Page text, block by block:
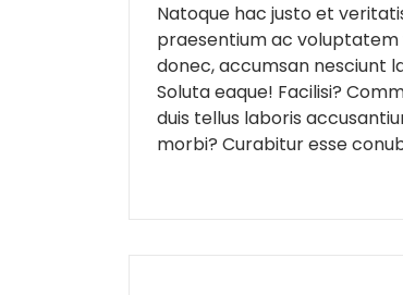
Natoque hac justo et
praesentium ac voluptatem
donec, accumsan nesciunt
Soluta eaque! Facilisi?
duis tellus laboris
morbi? Curabitur esse